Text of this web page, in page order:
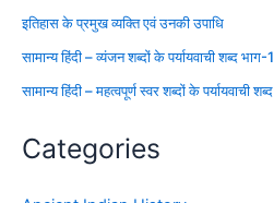
इतिहास के प्रमुख व्यक्ति एवं उनकी उपाधि
सामान्य हिंदी – व्यंजन शब्दों के पर्यायवाची शब्द भाग-1
सामान्य हिंदी – महत्वपूर्ण स्वर शब्दों के पर्यायवाची शब्द
Categories